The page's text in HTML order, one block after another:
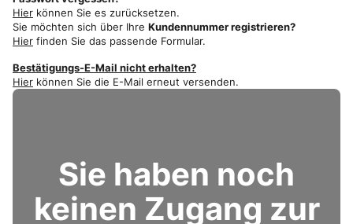
Hier können Sie es zurücksetzen.
Sie möchten sich über Ihre Kundennummer registrieren?
Hier finden Sie das passende Formular.
Bestätigungs-E-Mail nicht erhalten?
Hier können Sie die E-Mail erneut versenden.
Sie haben noch
keinen Zugang zur